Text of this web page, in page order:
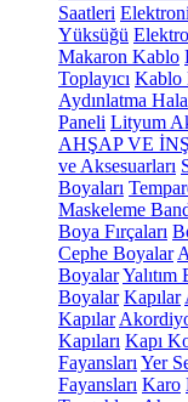
Saatleri
Yüksüğü
Makaron Kablo
Toplayıcı Kablo
Aydınlatma
Paneli Lityum
AHŞAP VE
ve Aksesuarları
Boyaları
Maskeleme
Boya Fırçaları
Cephe Boyalar
BoyalarYalıtım
Boyalar Kapılar
Kapılar
Kapıları Kapı
Fayansları Yer
Fayansları Karo